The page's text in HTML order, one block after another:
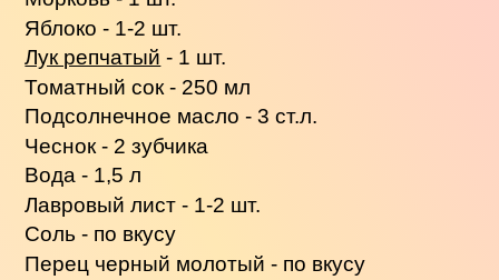
Яблоко - 1-2 шт.
Лук репчатый - 1 шт.
Томатный сок - 250 мл
Подсолнечное масло - 3 ст.л.
Чеснок - 2 зубчика
Вода - 1,5 л
Лавровый лист - 1-2 шт.
Соль - по вкусу
Перец черный молотый - по вкусу